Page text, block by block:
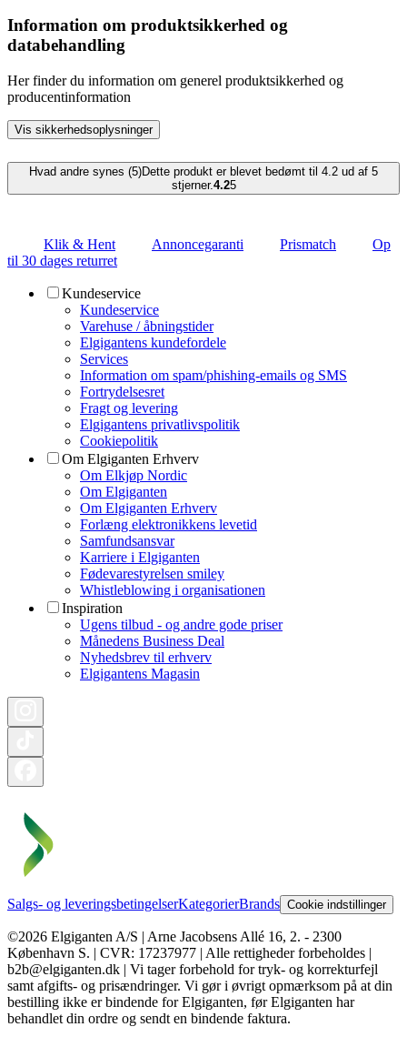
Information om produktsikkerhed og
databehandling
Her finder du information om generel produktsikkerhed og
producentinformation
Vis sikkerhedsoplysninger
Hvad andre synes (5)Dette produkt er blevet bedømt til 4.2 ud af 5
stjerner.4.25
Klik & Hent Annoncegaranti Prismatch
Op
til 30 dages returret
Kundeservice
Kundeservice
Varehuse / åbningstider
Elgigantens kundefordele
Services
Information om spam/phishing-emails og SMS
Fortrydelsesret
Fragt og levering
Elgigantens privatlivspolitik
Cookiepolitik
Om Elgiganten Erhverv
Om Elkjøp Nordic
Om Elgiganten
Om Elgiganten Erhverv
Forlæng elektronikkens levetid
Samfundsansvar
Karriere i Elgiganten
Fødevarestyrelsen smiley
Whistleblowing i organisationen
Inspiration
Ugens tilbud - og andre gode priser
Månedens Business Deal
Nyhedsbrev til erhverv
Elgigantens Magasin
Salgs- og leveringsbetingelserKategorierBrands Cookie indstillinger
©2026 Elgiganten A/S | Arne Jacobsens Allé 16, 2. - 2300
København S. | CVR: 17237977 | Alle rettigheder forbeholdes |
b2b@elgiganten.dk | Vi tager forbehold for tryk- og korrekturfejl
samt afgifts- og prisændringer. Vi gør i øvrigt opmærksom på at din
bestilling ikke er bindende for Elgiganten, før Elgiganten har
behandlet din ordre og sendt en bindende faktura.